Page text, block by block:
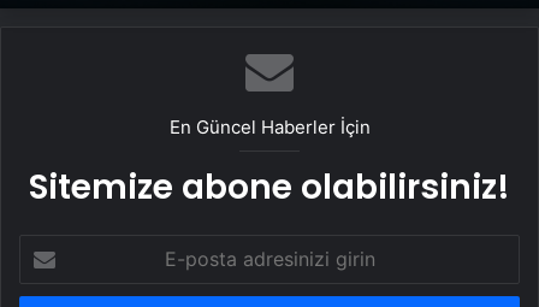
En Güncel Haberler İçin
Sitemize abone olabilirsiniz!
posta
adresinizi